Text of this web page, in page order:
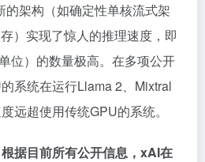
的架构（如确定性单核流式架
）实现了惊人的推理速度，即
位）的数量极高。在多项公开
系统在运行Llama 2、Mixtral
远超使用传统GPU的系统。
据目前所有公开信息，xAI在